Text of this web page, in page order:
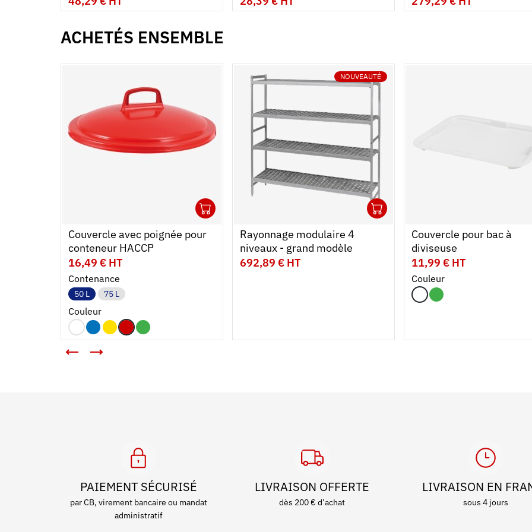
ACHETÉS ENSEMBLE
Couvercle avec poignée pour
conteneur HACCP
16,49 € HT
Contenance
50 L 75 L
Couleur
NOUVEAUTÉ
Rayonnage modulaire 4
niveaux - grand modèle
692,89 € HT
Couvercle pour bac à
diviseuse
11,99 € HT
Couleur
PAIEMENT SÉCURISÉ
par CB, virement bancaire ou mandat
administratif
LIVRAISON OFFERTE
dès 200 € d’achat
LIVRAISON EN
sous 4 jours